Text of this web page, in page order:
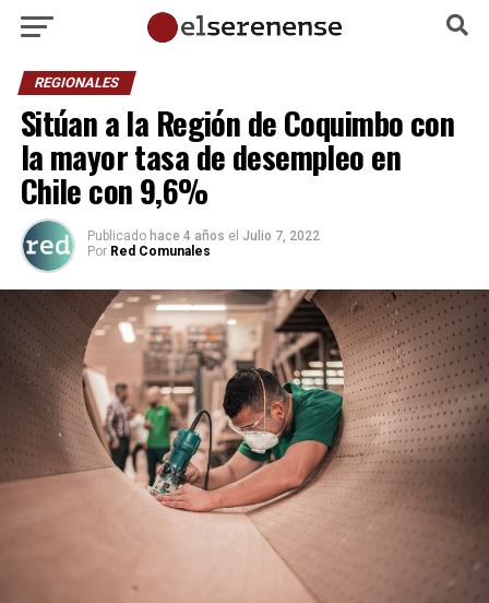
REGIONALES
Sitúan a la Región de Coquimbo con
la mayor tasa de desempleo en
Chile con 9,6%
Publicado hace 4 años el Julio 7, 2022
Por Red Comunales